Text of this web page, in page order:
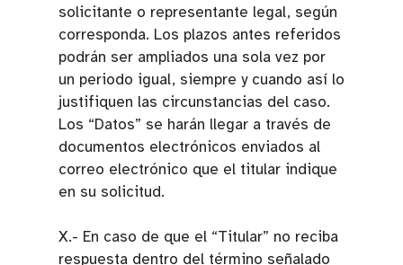
solicitante o representante legal, según
corresponda. Los plazos antes referidos
podrán ser ampliados una sola vez por
un periodo igual, siempre y cuando así lo
justifiquen las circunstancias del caso.
Los “Datos” se harán llegar a través de
documentos electrónicos enviados al
correo electrónico que el titular indique
en su solicitud.
X.- En caso de que el “Titular” no reciba
respuesta dentro del término señalado